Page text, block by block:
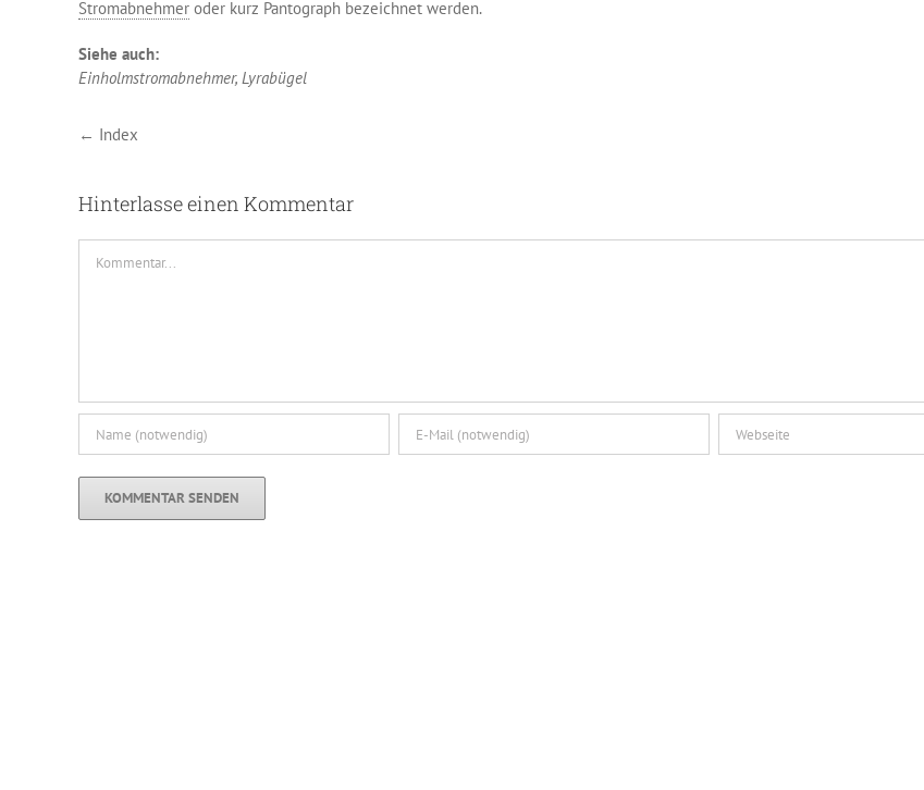
Stromabnehmeroder kurz Pantograph bezeichnet werden.
Siehe auch:
Einholmstromabnehmer, Lyrabügel
← Index
Hinterlasse einen Kommentar